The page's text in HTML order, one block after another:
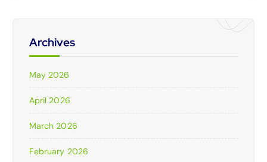
Archives
May 2026
April 2026
March 2026
February 2026